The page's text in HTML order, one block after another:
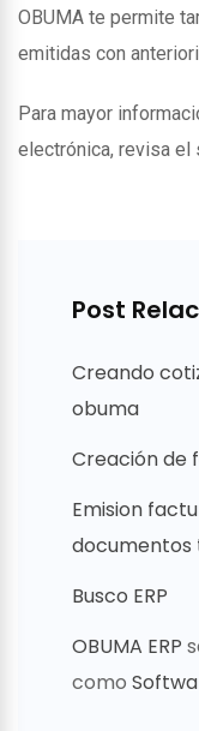
OBUMA te permite
emitidas con
Para mayor
electrónica, revisa el
Post
Creando
obuma
Creación de
Emision
documentos
Busco ERP
OBUMA ERP
como